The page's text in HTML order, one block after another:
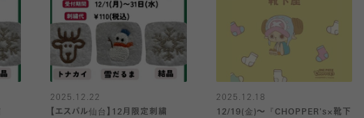
2025.12.22
【エスパル仙台】12月限定刺繍
2025.12.18
12/19(金)～『CHOPPER's×靴下